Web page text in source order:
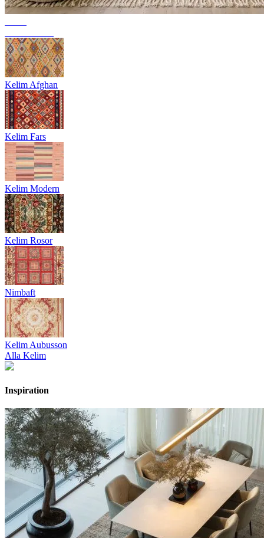
Kelim Afghan
Kelim Fars
Kelim Modern
Kelim Rosor
Nimbaft
Kelim Aubusson
Alla Kelim
Inspiration